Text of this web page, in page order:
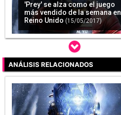
'Prey' se alza como el juego
más vendido de la semana en
Reino Unido (15/05/2017)
'Prey' es la nueva oferta de la
semana en PlayStation Store
(31/05/2017)
ANÁLISIS RELACIONADOS